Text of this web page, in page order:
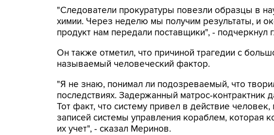
"Следователи прокуратуры повезли образцы в
химии. Через неделю мы получим результаты, и
продукт нам передали поставщики", - подчеркнул
Он также отметил, что причиной трагедии с
называемый человеческий фактор.
"Я не знаю, понимал ли подозреваемый, что
последствиях. Задержанный матрос-контрактник
Тот факт, что систему привел в действие
записей системы управления кораблем, которая
их учет", - сказал Меринов.